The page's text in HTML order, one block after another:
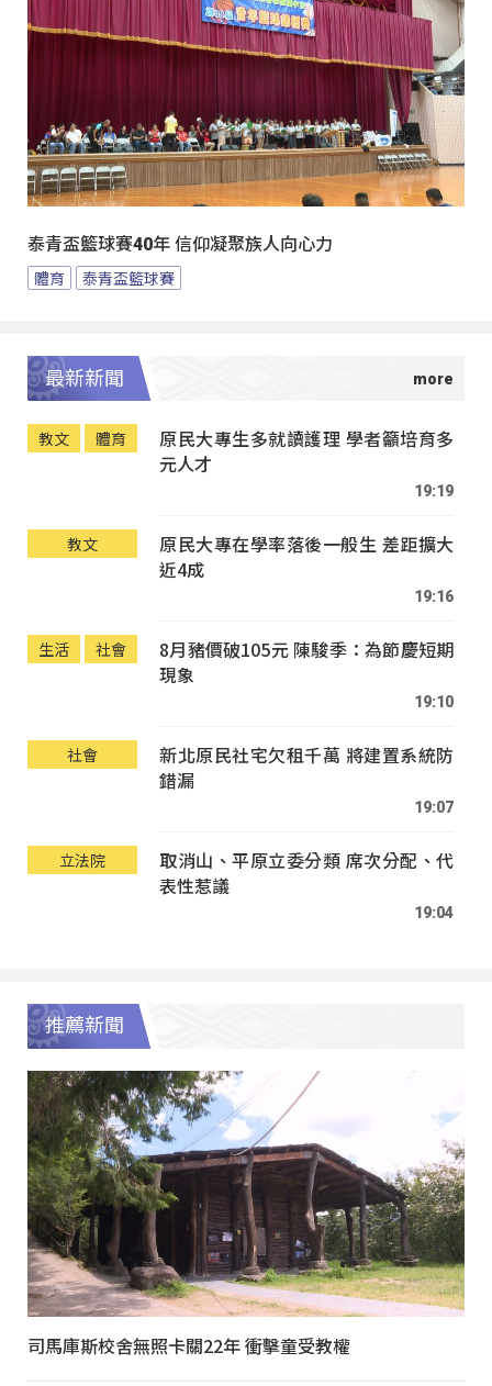
泰青盃籃球賽40年 信仰凝聚族人向心力
體育 泰青盃籃球賽
最新新聞
教文 體育
原民大專生多就讀護理 學者籲培育多
元人才
19:19
教文
原民大專在學率落後一般生 差距擴大
近4成
19:16
生活 社會
8月豬價破105元 陳駿季：為節慶短期
現象
19:10
社會
新北原民社宅欠租千萬 將建置系統防
錯漏
19:07
立法院
取消山、平原立委分類 席次分配、代
表性惹議
19:04
推薦新聞
司馬庫斯校舍無照卡關22年 衝擊童受教權